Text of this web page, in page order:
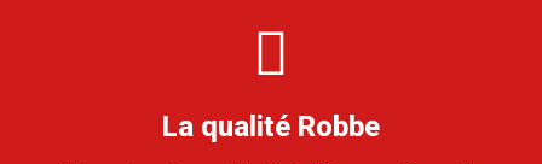
La qualité Robbe